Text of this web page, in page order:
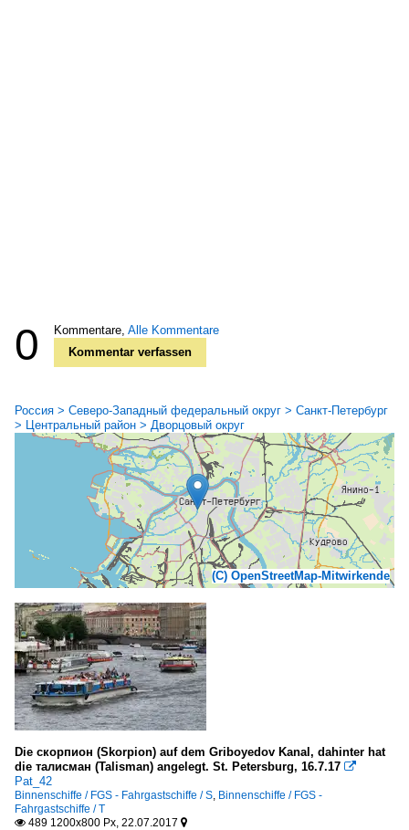
0 Kommentare, Alle Kommentare
Kommentar verfassen
Россия > Северо-Западный федеральный округ > Санкт-Петербург
> Центральный район > Дворцовый округ
(C) OpenStreetMap-Mitwirkende
Die скорпион (Skorpion) auf dem Griboyedov Kanal, dahinter hat
die талисман (Talisman) angelegt. St. Petersburg, 16.7.17 
Pat_42
Binnenschiffe / FGS - Fahrgastschiffe / S, Binnenschiffe / FGS -
Fahrgastschiffe / T
 489 1200x800 Px, 22.07.2017 